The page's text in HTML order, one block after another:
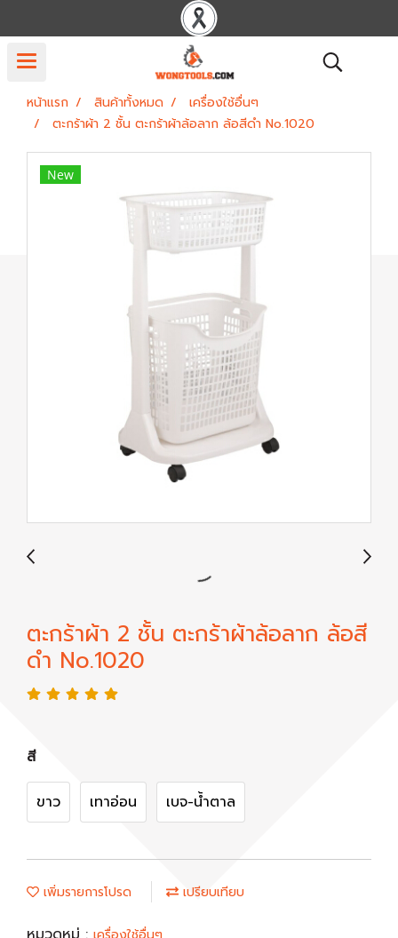
หน้าแรก สินค้าทั้งหมด
เครื่องใช้อื่นๆ
ตะกร้าผ้า 2 ชั้น ตะกร้าผ้าล้อลาก ล้อสีดำ No.1020
New
ตะกร้าผ้า 2 ชั้น ตะกร้าผ้าล้อลาก ล้อสี
ดำ No.1020
สี
ขาว เทาอ่อน เบจ-น้ำตาล
เพิ่มรายการโปรด เปรียบเทียบ